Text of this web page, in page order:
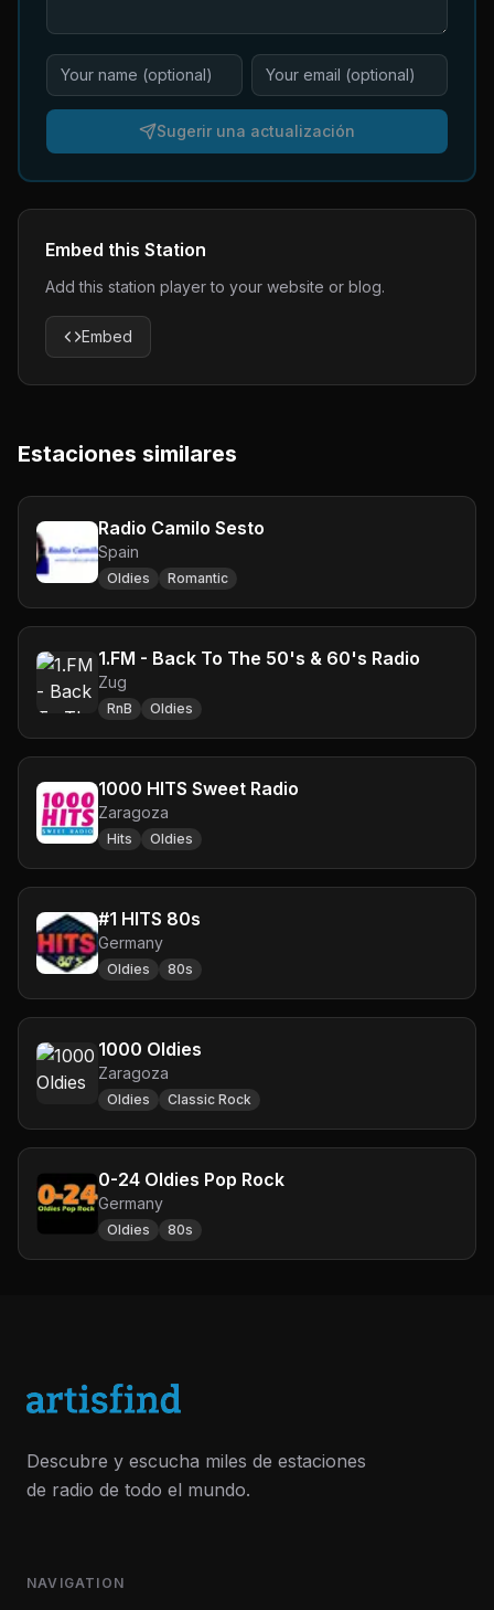
Sugerir una actualización
Embed this Station
Add this station player to your website or blog.
Embed
Estaciones similares
Radio Camilo Sesto
Spain
Oldies Romantic
1.FM - Back To The 50's & 60's Radio
Zug
RnB Oldies
1000 HITS Sweet Radio
Zaragoza
Hits Oldies
#1 HITS 80s
Germany
Oldies 80s
1000 Oldies
Zaragoza
Oldies Classic Rock
0-24 Oldies Pop Rock
Germany
Oldies 80s
Descubre y escucha miles de estaciones
de radio de todo el mundo.
NAVIGATION